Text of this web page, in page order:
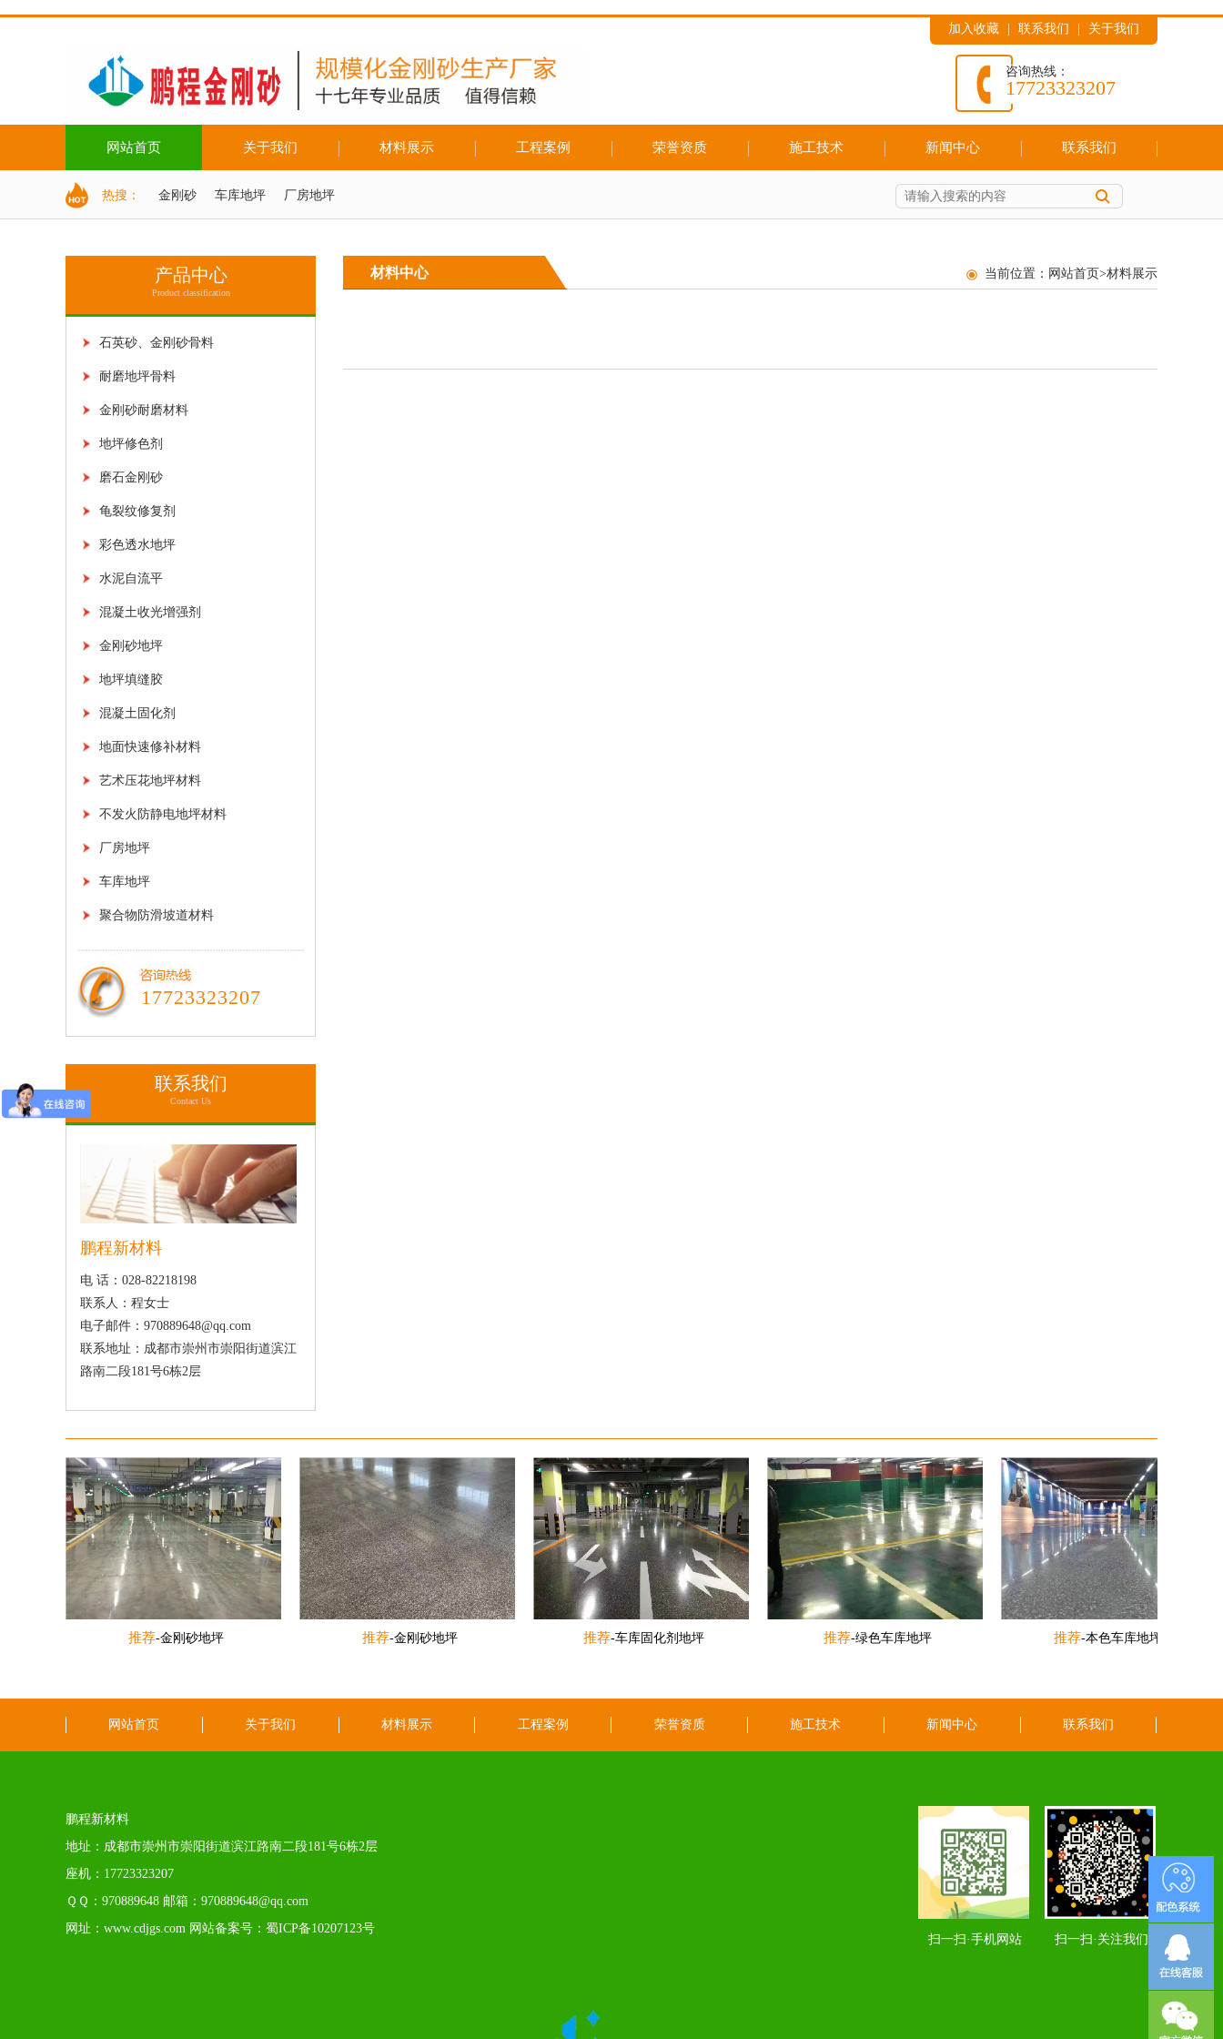
加入收藏 联系我们 关于我们
咨询热线：
17723323207
网站首页 关于我们 材料展示 工程案例 荣誉资质 施工技术 新闻中心 联系我们
配色系统 地坪色卡
热搜： 金刚砂 车库地坪 厂房地坪
产品中心
Product classification
石英砂、金刚砂骨料
耐磨地坪骨料
金刚砂耐磨材料
地坪修色剂
磨石金刚砂
龟裂纹修复剂
彩色透水地坪
水泥自流平
混凝土收光增强剂
金刚砂地坪
地坪填缝胶
混凝土固化剂
地面快速修补材料
艺术压花地坪材料
不发火防静电地坪材料
厂房地坪
车库地坪
聚合物防滑坡道材料
17723323207
联系我们
Contact Us
鹏程新材料
电 话：028-82218198
联系人：程女士
电子邮件：970889648@qq.com
联系地址：成都市崇州市崇阳街道滨江
路南二段181号6栋2层
材料中心 当前位置： 网站首页>材料展示
推荐-金刚砂地坪 推荐-金刚砂地坪 推荐-车库固化剂地坪 推荐-绿色车库地坪 推荐-本色车库地坪2
网站首页 关于我们 材料展示 工程案例 荣誉资质 施工技术 新闻中心 联系我们
鹏程新材料
地址：成都市崇州市崇阳街道滨江路南二段181号6栋2层
座机：17723323207
ＱＱ：970889648 邮箱：970889648@qq.com
网址：www.cdjgs.com 网站备案号：蜀ICP备10207123号
扫一扫·关注我们
扫一扫·手机网站